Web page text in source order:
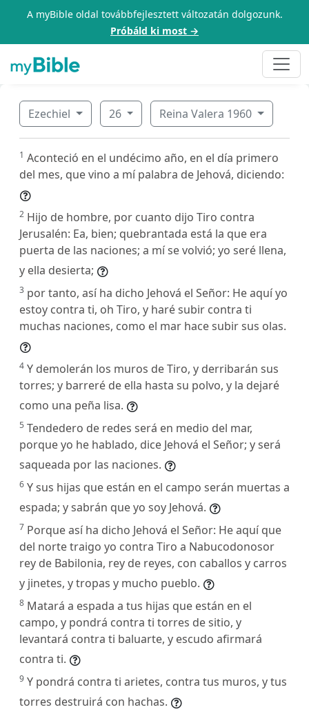
A myBible oldal továbbfejlesztett változatán dolgozunk.
Próbáld ki most →
Ezechiel 26 Reina Valera 1960
1 Aconteció en el undécimo año, en el día primero
del mes, que vino a mí palabra de Jehová, diciendo:
2 Hijo de hombre, por cuanto dijo Tiro contra
Jerusalén: Ea, bien; quebrantada está la que era
puerta de las naciones; a mí se volvió; yo seré llena,
y ella desierta;
3 por tanto, así ha dicho Jehová el Señor: He aquí yo
estoy contra ti, oh Tiro, y haré subir contra ti
muchas naciones, como el mar hace subir sus olas.
4 Y demolerán los muros de Tiro, y derribarán sus
torres; y barreré de ella hasta su polvo, y la dejaré
como una peña lisa.
5 Tendedero de redes será en medio del mar,
porque yo he hablado, dice Jehová el Señor; y será
saqueada por las naciones.
6 Y sus hijas que están en el campo serán muertas a
espada; y sabrán que yo soy Jehová.
7 Porque así ha dicho Jehová el Señor: He aquí que
del norte traigo yo contra Tiro a Nabucodonosor
rey de Babilonia, rey de reyes, con caballos y carros
y jinetes, y tropas y mucho pueblo.
8 Matará a espada a tus hijas que están en el
campo, y pondrá contra ti torres de sitio, y
levantará contra ti baluarte, y escudo afirmará
contra ti.
9 Y pondrá contra ti arietes, contra tus muros, y tus
torres destruirá con hachas.